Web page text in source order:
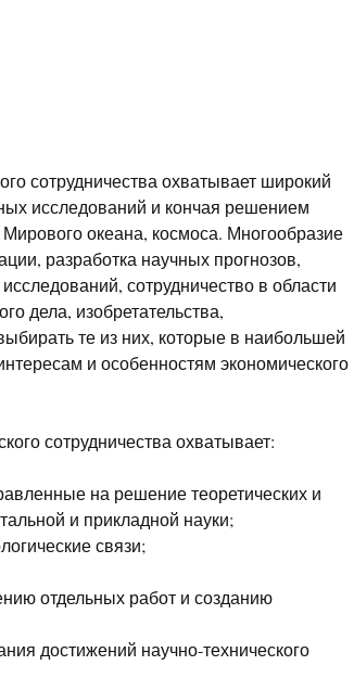
сотрудничества охватывает широкий
исследований и кончая решением
океана, космоса. Многообразие
разработка научных прогнозов,
сотрудничество в области
дела, изобретательства,
те из них, которые в наибольшей
и особенностям экономического
сотрудничества охватывает:
на решение теоретических и
и прикладной науки;
связи;
отдельных работ и созданию
достижений научно-технического